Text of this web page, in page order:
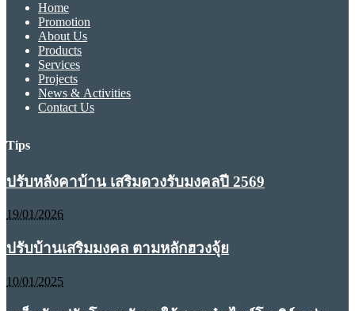
Home
Promotion
About Us
Products
Services
Projects
News & Activities
Contact Us
Tips
ปรับหลังคาบ้าน เสริมดวงรับมงคลปี 2569
19/01/2026
ปรับบ้านเสริมมงคล ตามหลักฮวงจุ้ย
10/01/2025